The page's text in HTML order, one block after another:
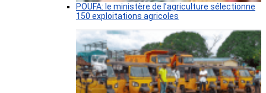
POUFA: le ministère de l’agriculture sélectionne
150 exploitations agricoles